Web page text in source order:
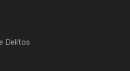
Delitos